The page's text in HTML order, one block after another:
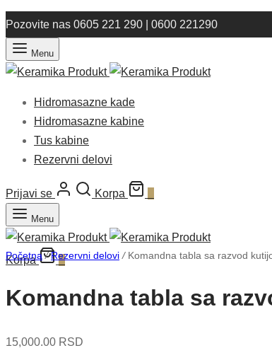
Pozovite nas 0605 221 290 | 0600 221290
Menu
Hidromasazne kade
Hidromasazne kabine
Tus kabine
Rezervni delovi
Prijavi se Korpa
Menu
Korpa 0
Početna / Rezervni delovi /Komandna tabla sa razvod
Komandna tabla sa
15,000.00 RSD